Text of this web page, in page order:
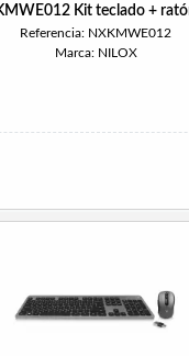
Kit teclado +
Referencia: NXKMWE012
Marca: NILOX